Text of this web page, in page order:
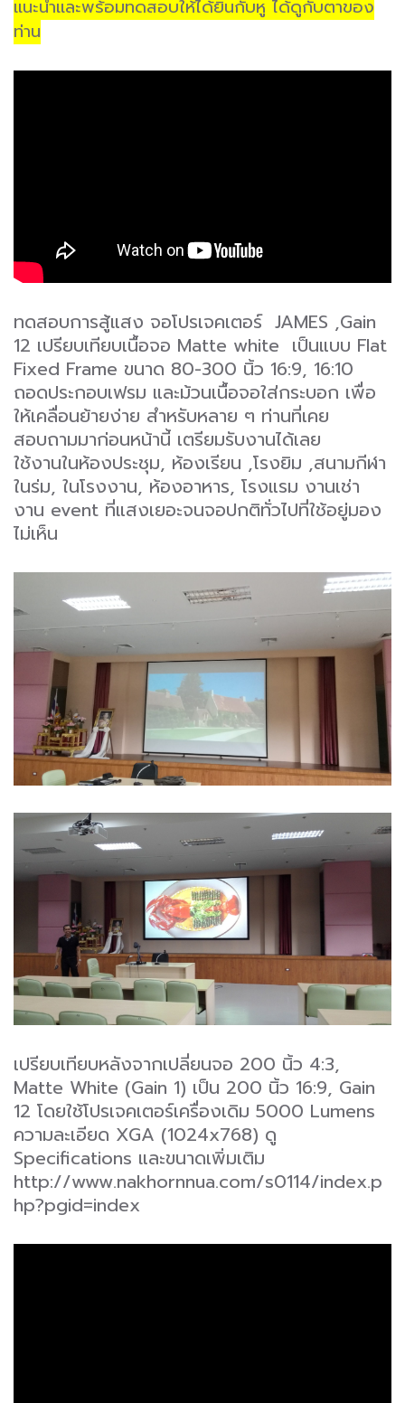
แนะนำและพร้อมทดสอบให้ได้ยินกับหู ได้ดูกับตาของ
ท่าน
ทดสอบการสู้แสง จอโปรเจคเตอร์ JAMES ,Gain
12 เปรียบเทียบเนื้อจอ Matte white เป็นแบบ Flat
Fixed Frame ขนาด 80-300 นิ้ว 16:9, 16:10
ถอดประกอบเฟรม และม้วนเนื้อจอใส่กระบอก เพื่อ
ให้เคลื่อนย้ายง่าย สำหรับหลาย ๆ ท่านที่เคย
สอบถามมาก่อนหน้านี้ เตรียมรับงานได้เลย
ใช้งานในห้องประชุม, ห้องเรียน ,โรงยิม ,สนามกีฬา
ในร่ม, ในโรงงาน, ห้องอาหาร, โรงแรม งานเช่า
งาน event ที่แสงเยอะจนจอปกติทั่วไปที่ใช้อยู่มอง
ไม่เห็น
เปรียบเทียบหลังจากเปลี่ยนจอ 200 นิ้ว 4:3,
Matte White (Gain 1) เป็น 200 นิ้ว 16:9, Gain
12 โดยใช้โปรเจคเตอร์เครื่องเดิม 5000 Lumens
ความละเอียด XGA (1024x768) ดู
Specifications และขนาดเพิ่มเติม
http://www.nakhornnua.com/s0114/index.p
hp?pgid=index